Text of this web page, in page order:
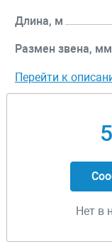
Длина, м
Размен звена, мм
Перейти к
Нет в